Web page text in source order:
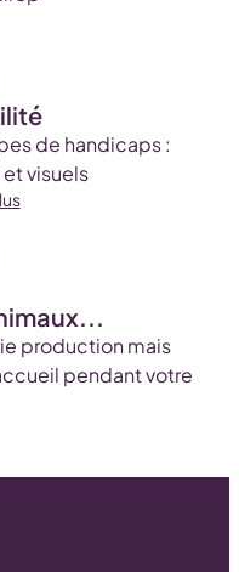
de handicaps :
visuels
production mais
pendant votre